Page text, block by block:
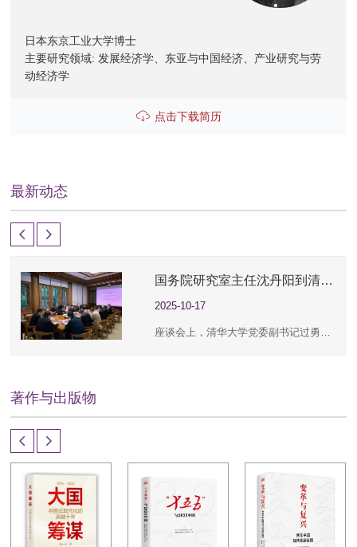
日本东京工业大学博士
主要研究领域: 发展经济学、东亚与中国经济、产业研究与劳
动经济学
点击下载简历
最新动态
国务院研究室主任沈丹阳到清华大学调研并主持召开座谈会
2025-10-17
著作与出版物